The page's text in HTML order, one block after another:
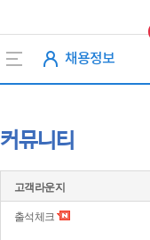
채용정보
커뮤니티
고객라운지
출석체크